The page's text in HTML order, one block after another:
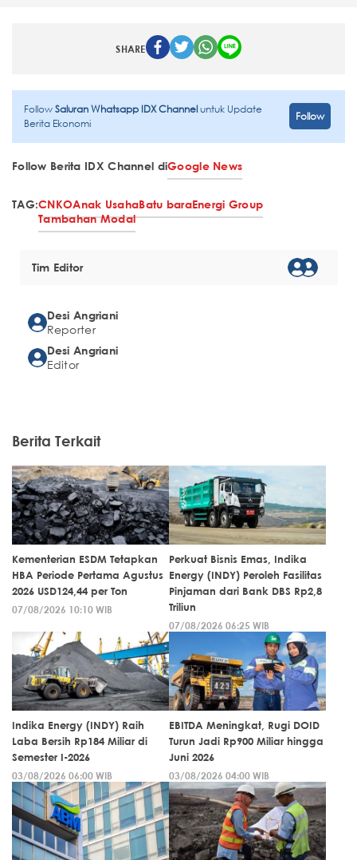
SHARE
FollowSaluran Whatsapp IDX Channeluntuk Update
Berita Ekonomi
Follow
Follow Berita IDX Channel diGoogle News
TAG:CNKOAnak UsahaBatu baraEnergi Group
Tambahan Modal
Tim Editor
Desi Angriani
Reporter
Desi Angriani
Editor
Berita Terkait
Kementerian ESDM Tetapkan
HBA Periode Pertama Agustus
2026 USD124,44 per Ton
07/08/2026 10:10 WIB
Perkuat Bisnis Emas, Indika
Energy (INDY) Peroleh Fasilitas
Pinjaman dari Bank DBS Rp2,8
Triliun
07/08/2026 06:25 WIB
Indika Energy (INDY) Raih
Laba Bersih Rp184 Miliar di
Semester I-2026
03/08/2026 06:00 WIB
EBITDA Meningkat, Rugi DOID
Turun Jadi Rp900 Miliar hingga
Juni 2026
03/08/2026 04:00 WIB